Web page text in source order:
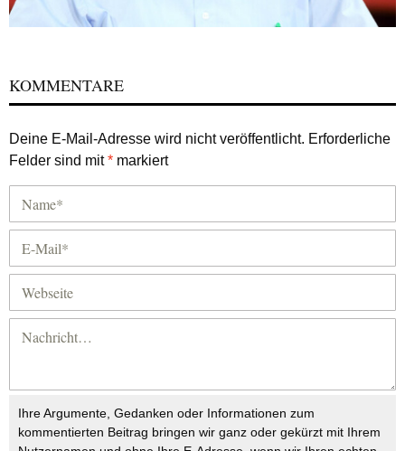
KOMMENTARE
Deine E-Mail-Adresse wird nicht veröffentlicht. Erforderliche
Felder sind mit* markiert
Ihre Argumente, Gedanken oder Informationen zum
kommentierten Beitrag bringen wir ganz oder gekürzt mit Ihrem